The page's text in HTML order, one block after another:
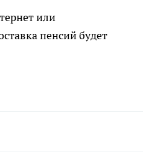
или
пенсий будет